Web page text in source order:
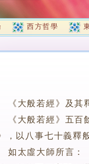
西方哲學
《大般若經》及
大般若經》五百餘
，以八事七十義釋
太虛大師所言：「